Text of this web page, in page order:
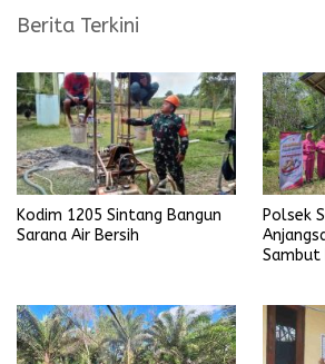
Berita Terkini
Kodim 1205 Sintang Bangun
Sarana Air Bersih
Polsek
Sambut